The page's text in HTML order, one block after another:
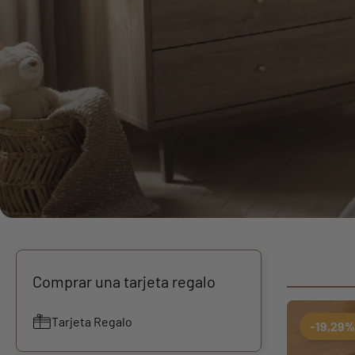
Comprar una tarjeta regalo
Tarjeta Regalo -19,29%